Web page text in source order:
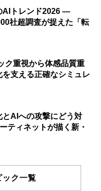
AIトレンド2026 ―
社超調査が捉えた「転
ク重視から体感品質重
支える正確なシミュレ
とAIへの攻撃にどう対
ティネットが描く新・
ック一覧